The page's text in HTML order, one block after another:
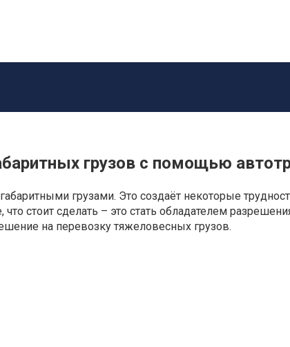
грузов с помощью
грузами. Это создаёт некоторые
стоит сделать – это стать обладателем
на перевозку тяжеловесных грузов.